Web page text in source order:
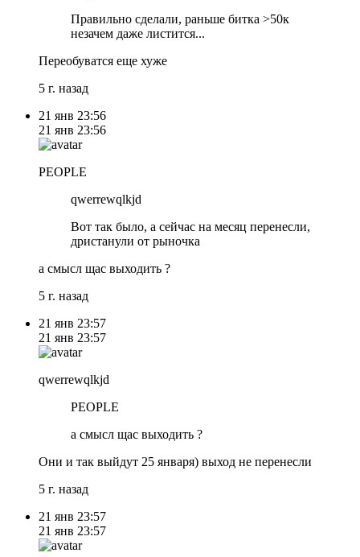
Правильно сделали, раньше битка >50к
незачем даже листится...
Переобуватся еще хуже
5 г. назад
21 янв 23:56
21 янв 23:56
PEOPLE
qwerrewqlkjd
Вот так было, а сейчас на месяц перенесли,
дристанули от рыночка
а смысл щас выходить ?
5 г. назад
21 янв 23:57
21 янв 23:57
qwerrewqlkjd
PEOPLE
а смысл щас выходить ?
Они и так выйдут 25 января) выход не перенесли
5 г. назад
21 янв 23:57
21 янв 23:57